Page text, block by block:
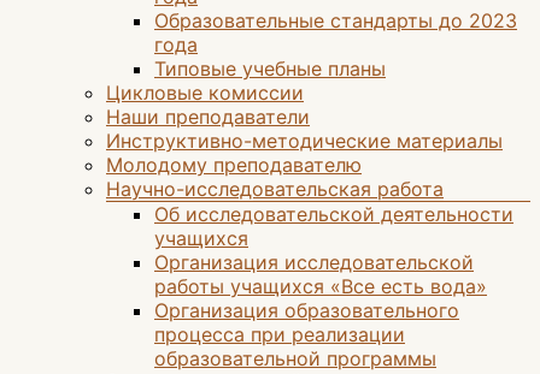
Образовательные стандарты до 2023
года
Типовые учебные планы
Цикловые комиссии
Наши преподаватели
Инструктивно-методические материалы
Молодому преподавателю
Научно-исследовательская работа
Об исследовательской деятельности
учащихся
Организация исследовательской
работы учащихся «Все есть вода»
Организация образовательного
процесса при реализации
образовательной программы